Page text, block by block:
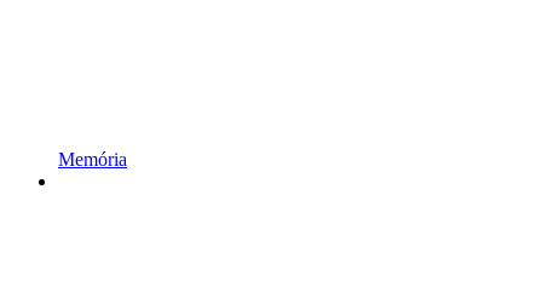
Memória